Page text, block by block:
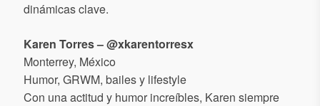
dinámicas clave.
Karen Torres – @xkarentorresx
Monterrey, México
Humor, GRWM, bailes y lifestyle
Con una actitud y humor increíbles, Karen siempre